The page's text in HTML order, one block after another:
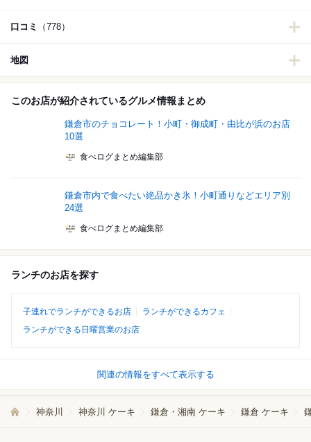
口コミ （778）
地図
このお店が紹介されているグルメ情報まとめ
鎌倉市のチョコレート！小町・御成町・由比が浜のお店
10選
食べログまとめ編集部
鎌倉市内で食べたい絶品かき氷！小町通りなどエリア別
24選
食べログまとめ編集部
ランチのお店を探す
子連れでランチができるお店
ランチができるカフェ
ランチができる日曜営業のお店
関連の情報をすべて表示する
神奈川 神奈川 ケーキ 鎌倉・湘南 ケーキ 鎌倉 ケーキ